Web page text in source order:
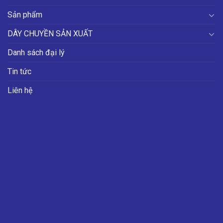
Sản phẩm
DÂY CHUYỀN SẢN XUẤT
Danh sách đại lý
Tin tức
Liên hệ